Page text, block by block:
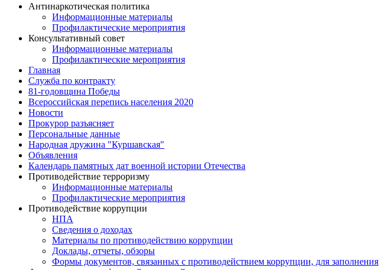
Антинаркотическая политика
Информационные материалы
Профилактические мероприятия
Консультативный совет
Информационные материалы
Профилактические мероприятия
Главная
Служба по контракту
81-годовщина Победы
Всероссийская перепись населения 2020
Новости
Прокурор разъясняет
Персональные данные
Народная дружина "Куршавская"
Объявления
Календарь памятных дат военной истории Отечества
Противодействие терроризму
Информационные материалы
Профилактические мероприятия
Противодействие коррупции
НПА
Сведения о доходах
Материалы по противодействию коррупции
Доклады, отчеты, обзоры
Формы документов, связанных с противодействием коррупции, для заполнения